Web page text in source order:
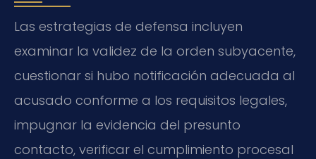
Las estrategias de defensa incluyen
examinar la validez de la orden subyacente,
cuestionar si hubo notificación adecuada al
acusado conforme a los requisitos legales,
impugnar la evidencia del presunto
contacto, verificar el cumplimiento procesal